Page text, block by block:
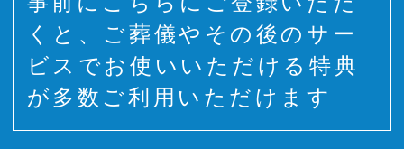
くと、ご葬儀やその後のサー
ビスでお使いいただける特典
が多数ご利用いただけます